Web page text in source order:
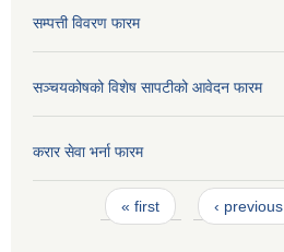
सम्पत्ती विवरण फारम
सञ्चयकोषको विशेष सापटीको आवेदन फारम
करार सेवा भर्ना फारम
Pages« first ‹ previous